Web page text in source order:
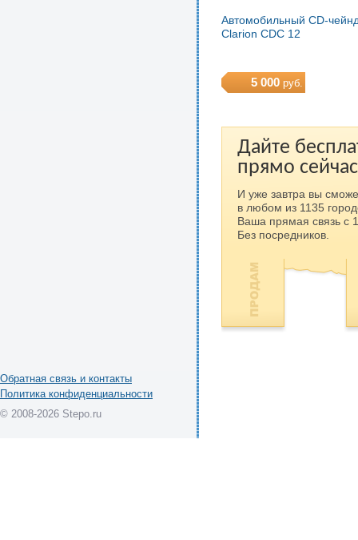
Автомобильный CD-
Clarion CDC 12
5 000 руб.
Дайте
прямо
И уже завтра вы
в любом из 1135
Ваша прямая связь с
Без посредников.
Обратная связь и контакты
Политика конфиденциальности
© 2008-2026 Stepo.ru